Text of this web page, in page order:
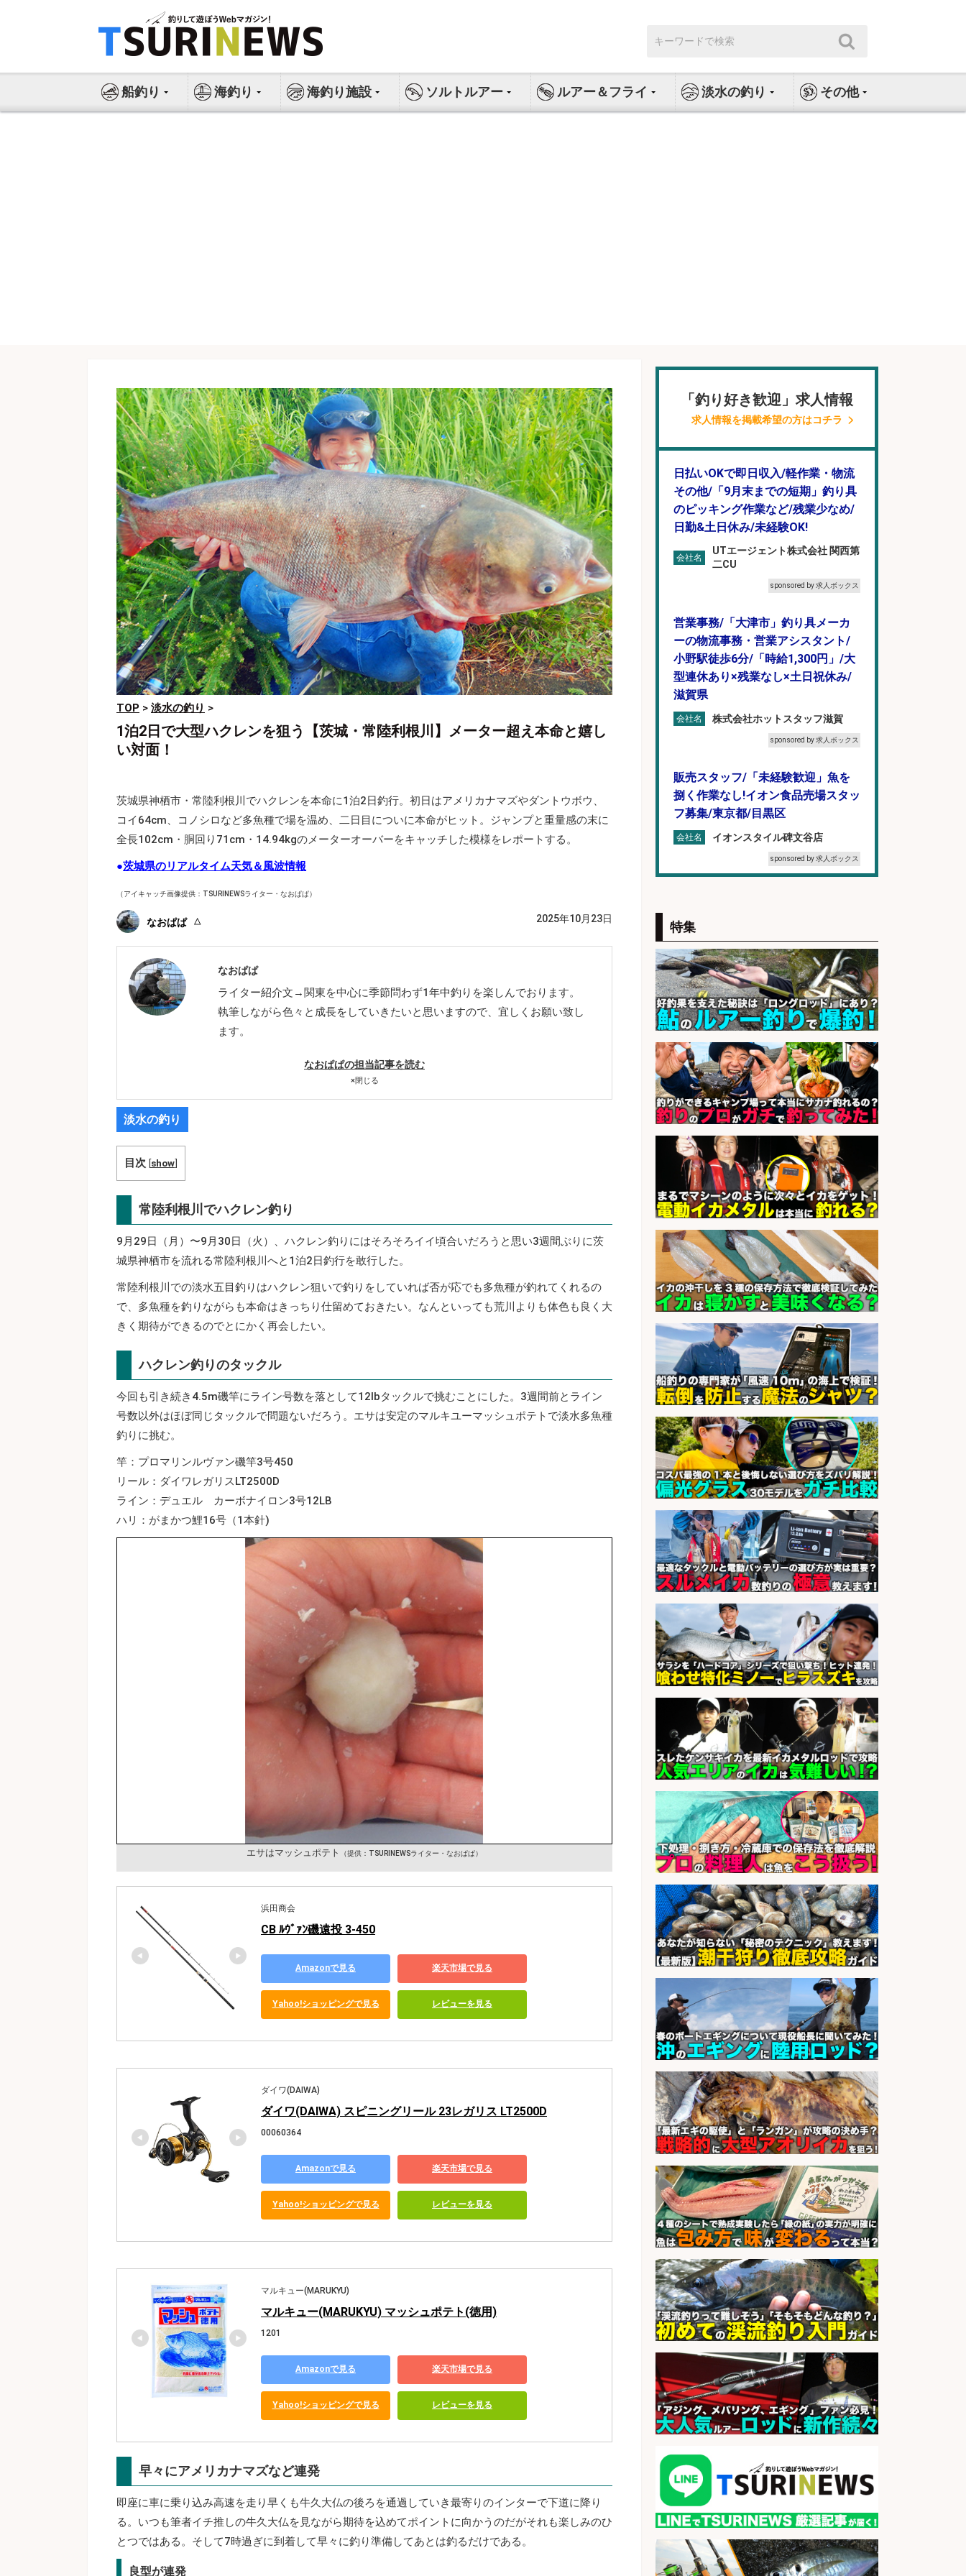
ス
索:
船釣り 海釣り 海釣り施設 ソルトルアー ルアー＆フライ 淡水の釣り その他
TOP > 淡水の釣り >
1泊2日で大型ハクレンを狙う【茨城・常陸利根川】メーター超え本命と嬉し
い対面！
茨城県神栖市・常陸利根川でハクレンを本命に1泊2日釣行。初日はアメリカナマズやダントウボウ、
コイ64cm、コノシロなど多魚種で場を温め、二日目についに本命がヒット。ジャンプと重量感の末に
全長102cm・胴回り71cm・14.94kgのメーターオーバーをキャッチした模様をレポートする。
●茨城県のリアルタイム天気＆風波情報
（アイキャッチ画像提供：TSURINEWSライター・なおぱぱ）
なおぱぱ 2025年10月23日
なおぱぱ
ライター紹介文→関東を中心に季節問わず1年中釣りを楽しんでおります。
執筆しながら色々と成長をしていきたいと思いますので、宜しくお願い致し
ます。
なおぱぱの担当記事を読む
×閉じる
淡水の釣り
目次 [show]
常陸利根川でハクレン釣り
9月29日（月）〜9月30日（火）、ハクレン釣りにはそろそろイイ頃合いだろうと思い3週間ぶりに茨
城県神栖市を流れる常陸利根川へと1泊2日釣行を敢行した。
常陸利根川での淡水五目釣りはハクレン狙いで釣りをしていれば否が応でも多魚種が釣れてくれるの
で、多魚種を釣りながらも本命はきっちり仕留めておきたい。なんといっても荒川よりも体色も良く大
きく期待ができるのでとにかく再会したい。
ハクレン釣りのタックル
今回も引き続き4.5m磯竿にライン号数を落として12lbタックルで挑むことにした。3週間前とライン
号数以外はほぼ同じタックルで問題ないだろう。エサは安定のマルキユーマッシュポテトで淡水多魚種
釣りに挑む。
竿：プロマリンルヴァン磯竿3号450
リール：ダイワレガリスLT2500D
ライン：デュエル カーボナイロン3号12LB
ハリ：がまかつ鯉16号（1本針)
エサはマッシュポテト （提供：TSURINEWSライター・なおぱぱ）
浜田商会
CB ﾙｳﾞｧﾝ磯遠投 3-450
Amazonで見る 楽天市場で見る
Yahoo!ショッピングで見る レビューを見る
ダイワ(DAIWA)
ダイワ(DAIWA) スピニングリール 23レガリス LT2500D
00060364
Amazonで見る 楽天市場で見る
Yahoo!ショッピングで見る レビューを見る
マルキュー(MARUKYU)
マルキュー(MARUKYU) マッシュポテト(徳用)
1201
Amazonで見る 楽天市場で見る
Yahoo!ショッピングで見る レビューを見る
早々にアメリカナマズなど連発
即座に車に乗り込み高速を走り早くも牛久大仏の後ろを通過していき最寄りのインターで下道に降り
る。いつも筆者イチ推しの牛久大仏を見ながら期待を込めてポイントに向かうのだがそれも楽しみのひ
とつではある。そして7時過ぎに到着して早々に釣り準備してあとは釣るだけである。
良型が連発
「釣り好き歓迎」求人情報
求人情報を掲載希望の方はコチラ
日払いOKで即日収入/軽作業・物流
その他/「9月末までの短期」釣り具
のピッキング作業など/残業少なめ/
日勤&土日休み/未経験OK!
会社名
UTエージェント株式会社 関西第
二CU
sponsored by 求人ボックス
営業事務/「大津市」釣り具メーカ
ーの物流事務・営業アシスタント/
小野駅徒歩6分/「時給1,300円」/大
型連休あり×残業なし×土日祝休み/
滋賀県
会社名 株式会社ホットスタッフ滋賀
sponsored by 求人ボックス
販売スタッフ/「未経験歓迎」魚を
捌く作業なし!イオン食品売場スタッ
フ募集/東京都/目黒区
会社名 イオンスタイル碑文谷店
sponsored by 求人ボックス
務/「時給1,150円〜」/時間選べる×
未経験歓迎×残業少なめ/鹿児島県/
志布志市
会社名 株式会社ホットスタッフ鹿児島
sponsored by 求人ボックス
精肉・青果・鮮魚販売/「志布志
市」お魚のカットや商品の陳列スタ
ッフ/志布志市/「時給1,150円〜」/
未経験歓迎×残業少なめ×車通勤OK/
鹿児島県
会社名 株式会社ホットスタッフ鹿児島
sponsored by 求人ボックス
精肉・青果・鮮魚販売/「志布志
市」「時給1,150円〜」志布志市周
辺でお魚のカットや商品の陳列スタ
ッフ/未経験歓迎×残業少なめ×車通
勤OK/鹿児島県/志布志市
会社名 株式会社ホットスタッフ鹿児島
sponsored by 求人ボックス
日払いOKで即日収入/製造スタッフ/
「堺市堺区」入社祝金10万円/堺市
堺区の工場で自転車部品や釣り具の
組立/日払いOK・未経験歓迎&土日
祝休みで年間休日126日/大阪府
会社名
パーソルファクトリーパートナ
ーズ株式会社
sponsored by 求人ボックス
日払いOKで即日収入/販売スタッフ/
「調理なし・軽作業スタート」お魚
のパック詰め&品出し/週4日から勤
務OK/希望休が取得できる/広島県
会社名 株式会社ホットスタッフ五日市
sponsored by 求人ボックス
精肉・青果・鮮魚販売/「志布志
市」「時給1,150円〜」志布志駅か
ら車5分/お魚のカットや商品の陳列
業務/残業少なめ×車通勤OK×時間選
べる/鹿児島県/志布志市
会社名 株式会社ホットスタッフ鹿児島
sponsored by 求人ボックス
日払いOKで即日収入/営業事務/「時
給1,425円」沼津市足高の釣り具メ
ーカーで受注処理やデータ入力の営
業事務/未経験歓迎・服装髪色自由/
静岡県/沼津市
会社名
株式会社セイノースタッフサー
ビス
sponsored by 求人ボックス
さらに求人情報を見る
特集